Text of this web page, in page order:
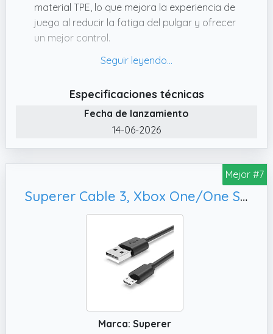
material TPE, lo que mejora la experiencia de
juego al reducir la fatiga del pulgar y ofrecer
un mejor control.
✔️ Contenido. Recibirás un lote de 8 tapas.
regalo perfecto para niños, familiares,
amigos y aficionados a los videojuegos, ya
que no solo mejora la experiencia de juego,
sino que también sirve como un detalle para
expresar su atención y sus buenos deseos.
✔️ Instalación sencilla y rápida. Fije las fundas
Especificaciones técnicas
Fecha de lanzamiento
14-06-2026
Mejor #7
Superer Cable 3, Xbox One/One S/X/Elite Accesorios Cargador
Marca: Superer